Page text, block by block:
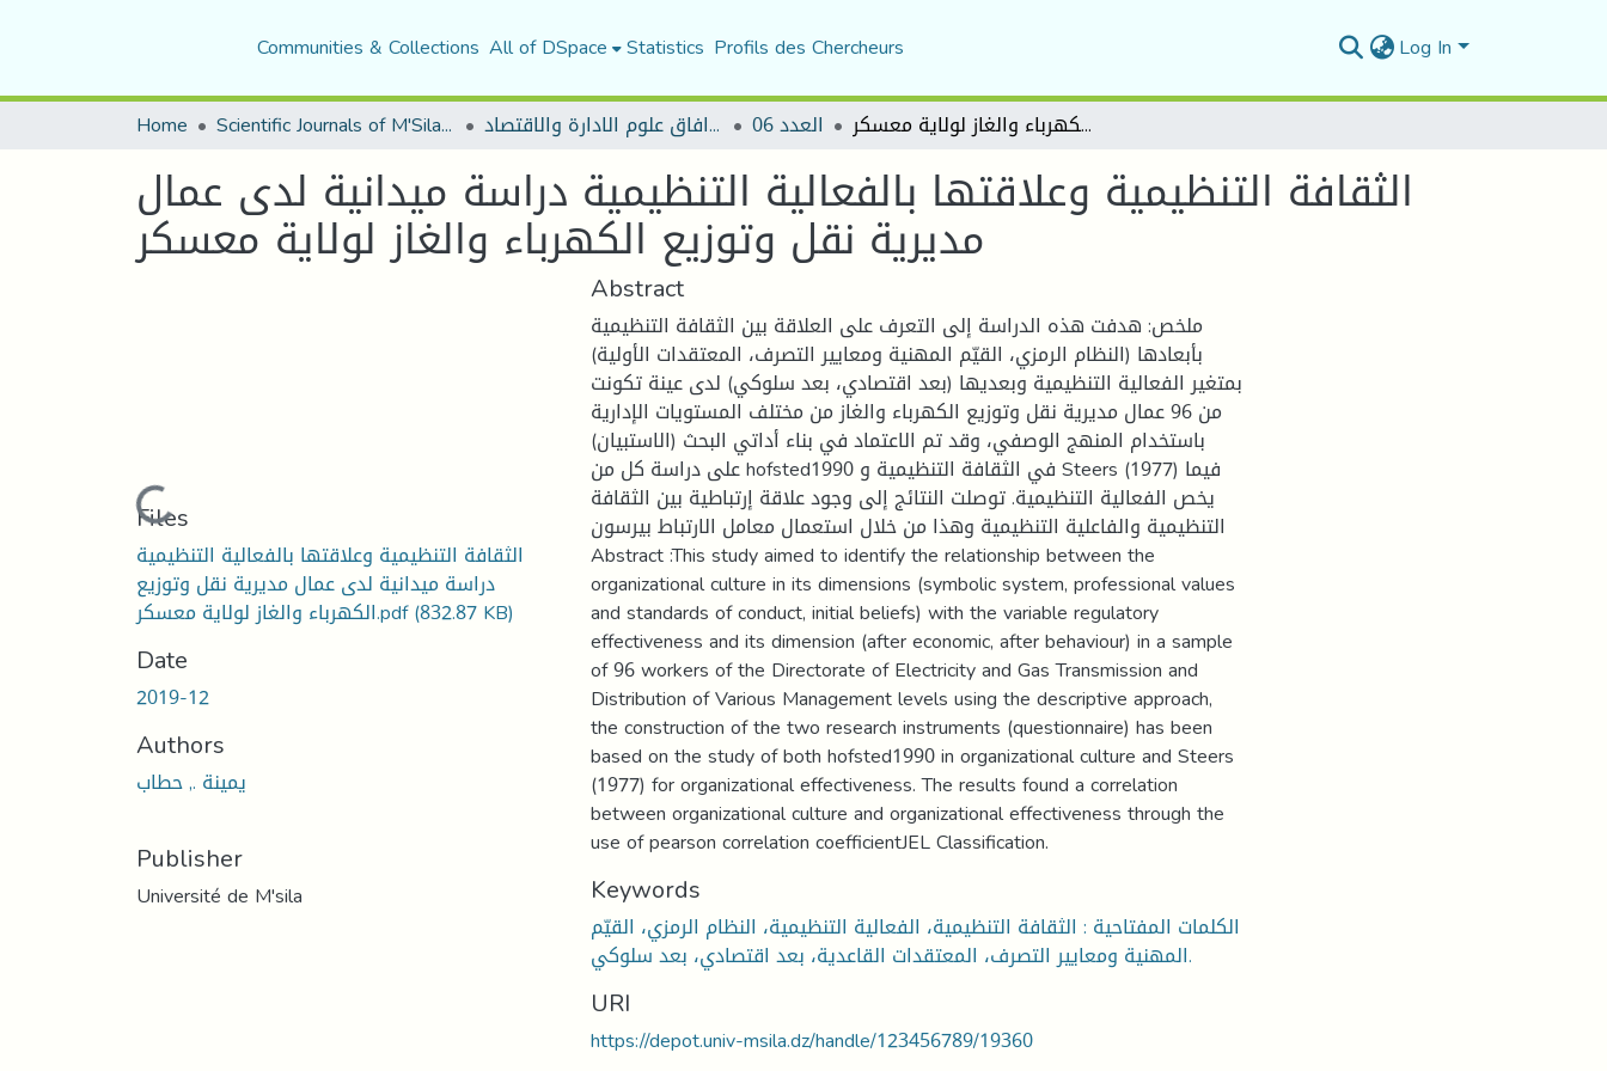
Communities & Collections All of DSpace Statistics Profils des Chercheurs Log In
Home Scientific Journals of M'Sila University مجلة افاق علوم الادارة والاقتصاد العدد 06 الثقافة التنظيمية وعلاقتها بالفعالية التنظيمية دراسة ميدانية لدى عمال مديرية نقل وتوزيع الكهرباء والغاز لولاية معسكر
الثقافة التنظيمية وعلاقتها بالفعالية التنظيمية دراسة ميدانية لدى عمال
مديرية نقل وتوزيع الكهرباء والغاز لولاية معسكر
Loading...
Files
الثقافة التنظيمية وعلاقتها بالفعالية التنظيمية
دراسة ميدانية لدى عمال مديرية نقل وتوزيع
الكهرباء والغاز لولاية معسكر.pdf(832.87 KB)
Date
2019-12
Authors
يمينة ., حطاب
Publisher
Université de M'sila
Abstract
ملخص: هدفت هذه الدراسة إلى التعرف على العلاقة بين الثقافة التنظيمية
بأبعادها (النظام الرمزي، القيّم المهنية ومعايير التصرف، المعتقدات الأولية)
بمتغير الفعالية التنظيمية وبعديها (بعد اقتصادي، بعد سلوكي) لدى عينة تكونت
من 96 عمال مديرية نقل وتوزيع الكهرباء والغاز من مختلف المستويات الإدارية
باستخدام المنهج الوصفي، وقد تم الاعتماد في بناء أداتي البحث (الاستبيان)
على دراسة كل من hofsted1990 في الثقافة التنظيمية و Steers (1977) فيما
يخص الفعالية التنظيمية. توصلت النتائج إلى وجود علاقة إرتباطية بين الثقافة
التنظيمية والفاعلية التنظيمية وهذا من خلال استعمال معامل الارتباط بيرسون
Abstract :This study aimed to identify the relationship between the
organizational culture in its dimensions (symbolic system, professional values
and standards of conduct, initial beliefs) with the variable regulatory
effectiveness and its dimension (after economic, after behaviour) in a sample
of 96 workers of the Directorate of Electricity and Gas Transmission and
Distribution of Various Management levels using the descriptive approach,
the construction of the two research instruments (questionnaire) has been
based on the study of both hofsted1990 in organizational culture and Steers
(1977) for organizational effectiveness. The results found a correlation
between organizational culture and organizational effectiveness through the
use of pearson correlation coefficientJEL Classification.
Keywords
الكلمات المفتاحية : الثقافة التنظيمية، الفعالية التنظيمية، النظام الرمزي، القيّم
المهنية ومعايير التصرف، المعتقدات القاعدية، بعد اقتصادي، بعد سلوكي.
URI
https://depot.univ-msila.dz/handle/123456789/19360